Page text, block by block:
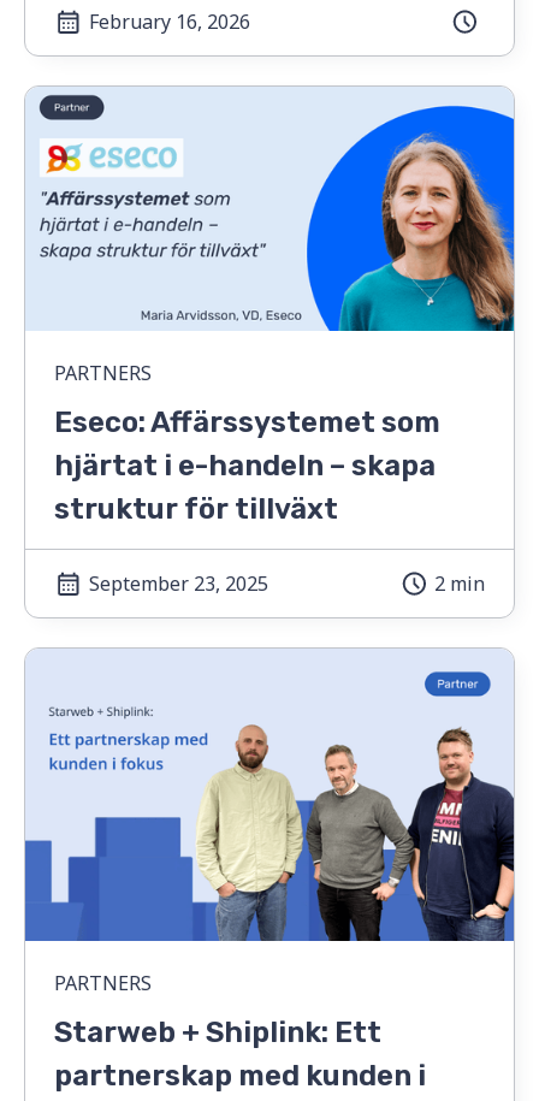
February 16, 2026
PARTNERS
Eseco: Affärssystemet som
hjärtat i e-handeln – skapa
struktur för tillväxt
September 23, 2025 2 min
PARTNERS
Starweb + Shiplink: Ett
partnerskap med kunden i